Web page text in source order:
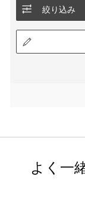
絞り込み
よく一